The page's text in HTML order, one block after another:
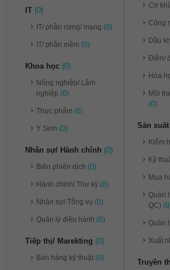
IT (0)
IT/ phần cứng/ mạng (0)
IT/ phần mềm (0)
Khoa học (0)
Nông nghiệp/ Lâm
nghiệp (0)
Thực phẩm (0)
Y Sinh (0)
Nhân sự/ Hành chính (0)
Biên phiên dịch (0)
Hành chính/ Thư ký (0)
Nhân sự/ Tổng vụ (0)
Quản lý điều hành (0)
Tiếp thị/ Marekting (0)
Bán hàng kỹ thuật (0)
Cơ
Công
Dầu
Điện/
Hóa
Môi
(0)
Sản xuất
Kiểm
Kỹ
Mua
Quản
QC)
Quản
Xuất
Truyền